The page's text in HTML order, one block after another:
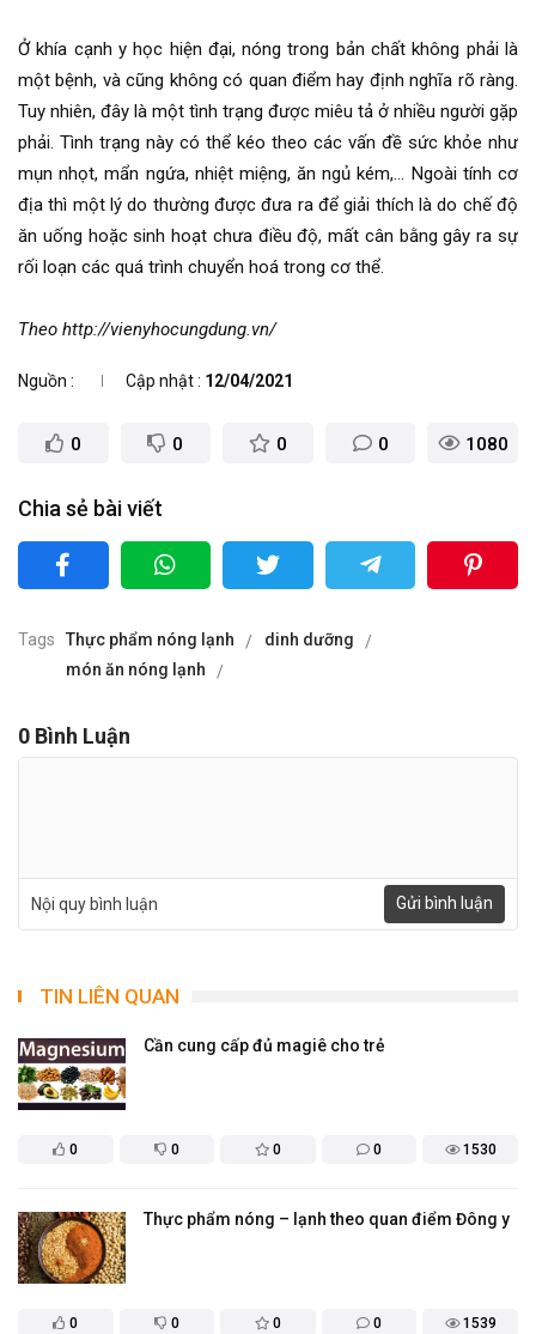
Ở khía cạnh y học hiện đại, nóng trong bản chất không phải là
một bệnh, và cũng không có quan điểm hay định nghĩa rõ ràng.
Tuy nhiên, đây là một tình trạng được miêu tả ở nhiều người gặp
phải. Tình trạng này có thể kéo theo các vấn đề sức khỏe như
mụn nhọt, mẩn ngứa, nhiệt miệng, ăn ngủ kém,… Ngoài tính cơ
địa thì một lý do thường được đưa ra để giải thích là do chế độ
ăn uống hoặc sinh hoạt chưa điều độ, mất cân bằng gây ra sự
rối loạn các quá trình chuyển hoá trong cơ thể.
Theo ​http://vienyhocungdung.vn/
Nguồn Cập nhật 12/04/2021
0 0 0 0 1080
Chia sẻ bài viết
Tags Thực phẩm nóng lạnh
dinh dưỡng
món ăn nóng lạnh
0 Bình Luận
Nội quy bình luận Gửi bình luận
TIN LIÊN QUAN
0 0 0 0 1530
​Cần cung cấp đủ magiê cho trẻ
0 0 0 0 1539
​Thực phẩm nóng – lạnh theo quan điểm Đông y